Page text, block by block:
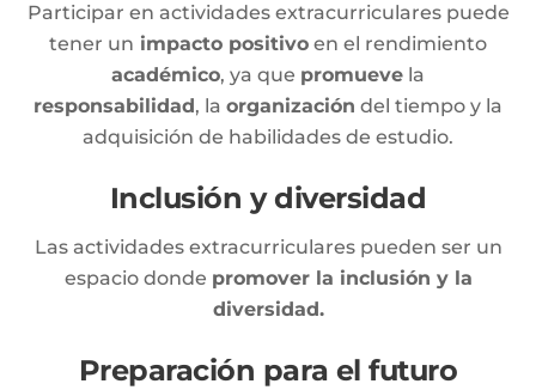
Participar en actividades extracurriculares puede
tener un impacto positivo en el rendimiento
académico, ya que promueve la
responsabilidad , la organización del tiempo y la
adquisición de habilidades de estudio.
Inclusión y diversidad
Las actividades extracurriculares pueden ser un
espacio donde promover la inclusión y la
diversidad.
Preparación para el futuro